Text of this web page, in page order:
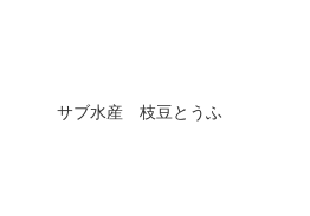
サブ水産 枝豆とうふ